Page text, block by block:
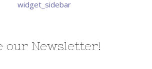
our Newsletter!